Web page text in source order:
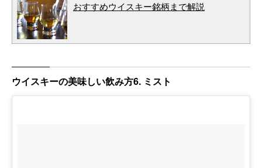
おすすめウイスキー銘柄まで解説
ウイスキーの美味しい飲み方6. ミスト